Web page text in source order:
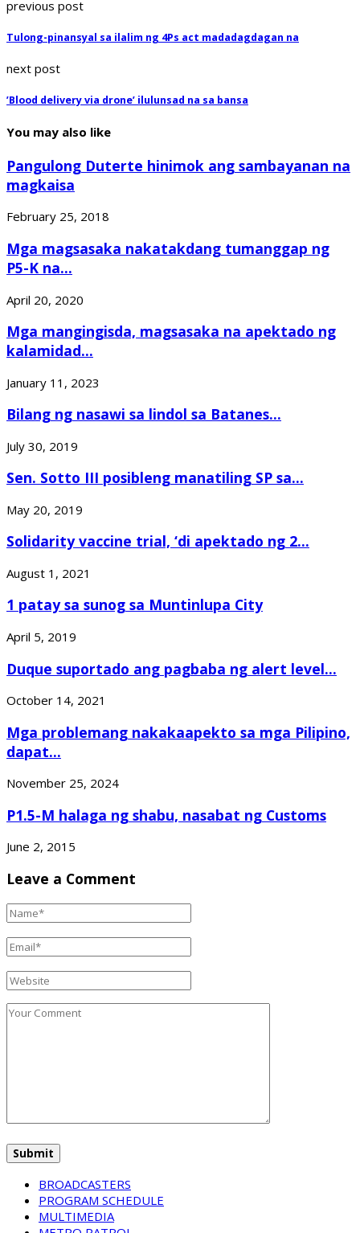
previous post
Tulong-pinansyal sa ilalim ng 4Ps act madadagdagan na
next post
’Blood delivery via drone’ ilulunsad na sa bansa
You may also like
Pangulong Duterte hinimok ang sambayanan na
magkaisa
February 25, 2018
Mga magsasaka nakatakdang tumanggap ng
P5-K na...
April 20, 2020
Mga mangingisda, magsasaka na apektado ng
kalamidad...
January 11, 2023
Bilang ng nasawi sa lindol sa Batanes...
July 30, 2019
Sen. Sotto III posibleng manatiling SP sa...
May 20, 2019
Solidarity vaccine trial, ‘di apektado ng 2...
August 1, 2021
1 patay sa sunog sa Muntinlupa City
April 5, 2019
Duque suportado ang pagbaba ng alert level...
October 14, 2021
Mga problemang nakakaapekto sa mga Pilipino,
dapat...
November 25, 2024
P1.5-M halaga ng shabu, nasabat ng Customs
June 2, 2015
Leave a Comment
BROADCASTERS
PROGRAM SCHEDULE
MULTIMEDIA